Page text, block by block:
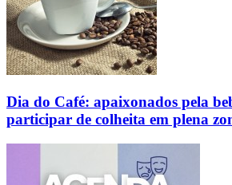
Dia do Café: apaixonados pela
participar de colheita em plena